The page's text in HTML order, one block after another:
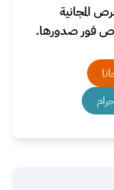
المجانية
فور صدورها.